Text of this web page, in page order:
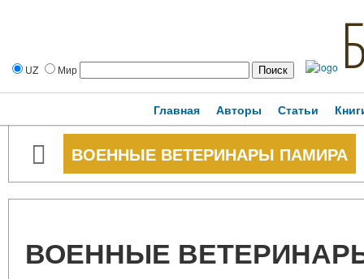
UZ Мир
Главная Авторы Статьи
ВОЕННЫЕ ВЕТЕРИНАРЫ ПАМИРА
ВОЕННЫЕ